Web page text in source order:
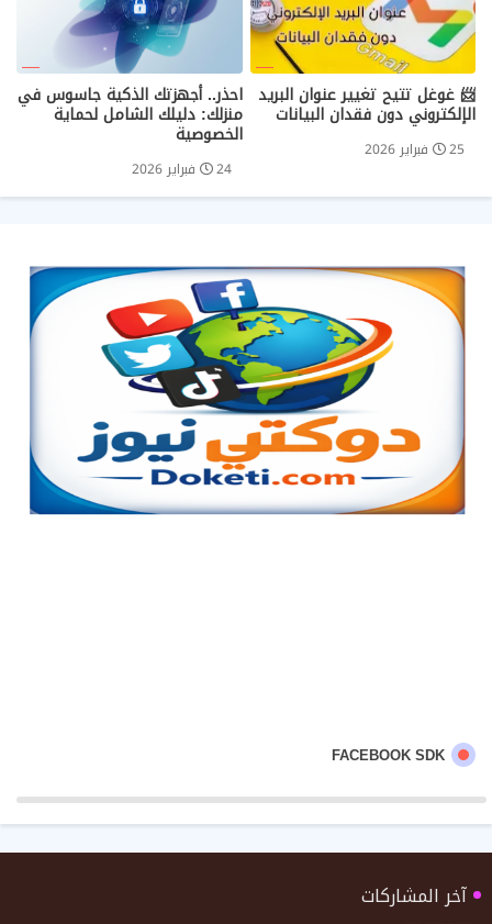
📨 غوغل تتيح تغيير عنوان البريد
الإلكتروني دون فقدان البيانات
25 فبراير 2026
احذر.. أجهزتك الذكية جاسوس في
منزلك: دليلك الشامل لحماية
الخصوصية
24 فبراير 2026
FACEBOOK SDK
آخر المشاركات